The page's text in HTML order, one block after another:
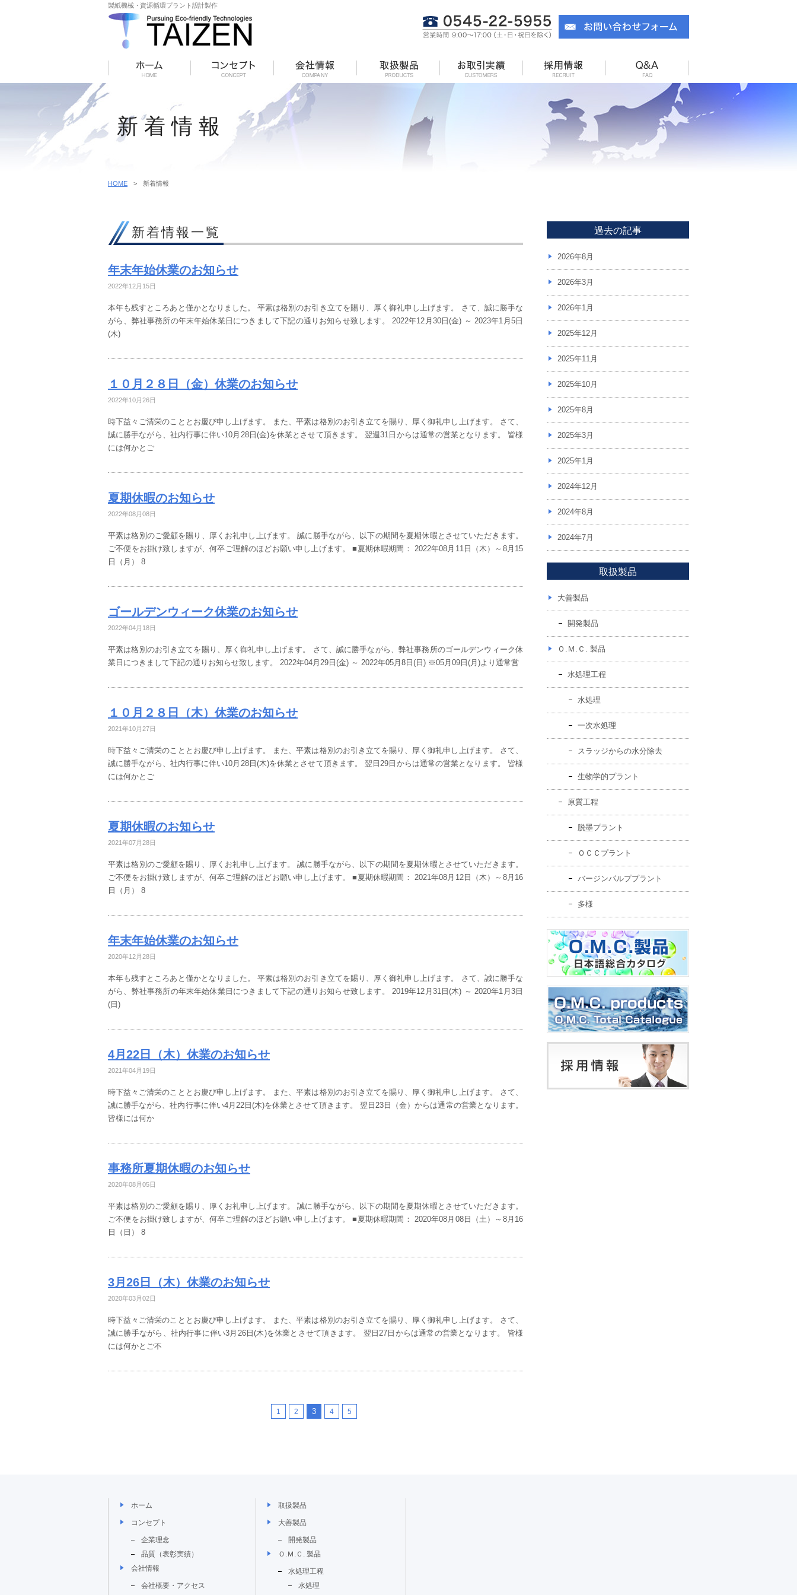
製紙機械・資源循環プラント設計製作
コンセプト 会社情報 取扱製品 お取引実績
新着情報
HOME > 新着情報
新着情報一覧
年末年始休業のお知らせ
2022年12月15日
本年も残すところあと僅かとなりました。 平素は格別のお引き立てを賜り、厚く御礼申し上げます。 さて、誠に勝手な
がら、弊社事務所の年末年始休業日につきまして下記の通りお知らせ致します。 2022年12月30日(金) ～ 2023年1月5日
(木)
１０月２８日（金）休業のお知らせ
2022年10月26日
時下益々ご清栄のこととお慶び申し上げます。 また、平素は格別のお引き立てを賜り、厚く御礼申し上げます。 さて、
誠に勝手ながら、社内行事に伴い10月28日(金)を休業とさせて頂きます。 翌週31日からは通常の営業となります。 皆様
には何かとご
夏期休暇のお知らせ
2022年08月08日
平素は格別のご愛顧を賜り、厚くお礼申し上げます。 誠に勝手ながら、以下の期間を夏期休暇とさせていただきます。
ご不便をお掛け致しますが、何卒ご理解のほどお願い申し上げます。 ■夏期休暇期間： 2022年08月11日（木）～8月15
日（月） 8
ゴールデンウィーク休業のお知らせ
2022年04月18日
平素は格別のお引き立てを賜り、厚く御礼申し上げます。 さて、誠に勝手ながら、弊社事務所のゴールデンウィーク休
業日につきまして下記の通りお知らせ致します。 2022年04月29日(金) ～ 2022年05月8日(日) ※05月09日(月)より通常営
１０月２８日（木）休業のお知らせ
2021年10月27日
時下益々ご清栄のこととお慶び申し上げます。 また、平素は格別のお引き立てを賜り、厚く御礼申し上げます。 さて、
誠に勝手ながら、社内行事に伴い10月28日(木)を休業とさせて頂きます。 翌日29日からは通常の営業となります。 皆様
には何かとご
夏期休暇のお知らせ
2021年07月28日
平素は格別のご愛顧を賜り、厚くお礼申し上げます。 誠に勝手ながら、以下の期間を夏期休暇とさせていただきます。
ご不便をお掛け致しますが、何卒ご理解のほどお願い申し上げます。 ■夏期休暇期間： 2021年08月12日（木）～8月16
日（月） 8
年末年始休業のお知らせ
2020年12月28日
本年も残すところあと僅かとなりました。 平素は格別のお引き立てを賜り、厚く御礼申し上げます。 さて、誠に勝手な
がら、弊社事務所の年末年始休業日につきまして下記の通りお知らせ致します。 2019年12月31日(木) ～ 2020年1月3日
(日)
4月22日（木）休業のお知らせ
2021年04月19日
時下益々ご清栄のこととお慶び申し上げます。 また、平素は格別のお引き立てを賜り、厚く御礼申し上げます。 さて、
誠に勝手ながら、社内行事に伴い4月22日(木)を休業とさせて頂きます。 翌日23日（金）からは通常の営業となります。
皆様には何か
事務所夏期休暇のお知らせ
2020年08月05日
平素は格別のご愛顧を賜り、厚くお礼申し上げます。 誠に勝手ながら、以下の期間を夏期休暇とさせていただきます。
ご不便をお掛け致しますが、何卒ご理解のほどお願い申し上げます。 ■夏期休暇期間： 2020年08月08日（土）～8月16
日（日） 8
3月26日（木）休業のお知らせ
2020年03月02日
時下益々ご清栄のこととお慶び申し上げます。 また、平素は格別のお引き立てを賜り、厚く御礼申し上げます。 さて、
誠に勝手ながら、社内行事に伴い3月26日(木)を休業とさせて頂きます。 翌日27日からは通常の営業となります。 皆様
には何かとご不
1 2 3 4 5
過去の記事
2026年8月
2026年3月
2026年1月
2025年12月
2025年11月
2025年10月
2025年8月
2025年3月
2025年1月
2024年12月
2024年8月
2024年7月
取扱製品
大善製品
開発製品
Ｏ.Ｍ.Ｃ. 製品
水処理工程
水処理
一次水処理
スラッジからの水分除去
生物学的プラント
原質工程
脱墨プラント
ＯＣＣプラント
バージンパルププラント
多様
ホーム
コンセプト
企業理念
品質（表彰実績）
会社情報
会社概要・アクセス
取扱製品
大善製品
開発製品
Ｏ.Ｍ.Ｃ. 製品
水処理工程
水処理